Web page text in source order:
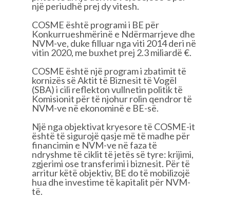
një periudhë prej dy vitesh.
COSME është programi i BE për
Konkurrueshmërinë e Ndërmarrjeve dhe
NVM-ve, duke filluar nga viti 2014 deri në
vitin 2020, me buxhet prej 2.3 miliardë €.
COSME është një program i zbatimit të
kornizës së Aktit të Biznesit të Vogël
(SBA) i cili reflekton vullnetin politik të
Komisionit për të njohur rolin qendror të
NVM-ve në ekonominë e BE-së.
Një nga objektivat kryesore të COSME-it
është të sigurojë qasje më të madhe për
financimin e NVM-ve në faza të
ndryshme të ciklit të jetës së tyre: krijimi,
zgjerimi ose transferimi i biznesit. Për të
arritur këtë objektiv, BE do të mobilizojë
hua dhe investime të kapitalit për NVM-
të.